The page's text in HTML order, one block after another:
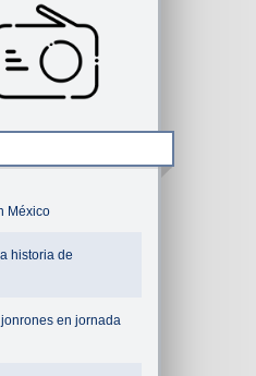
México
historia de
en jornada